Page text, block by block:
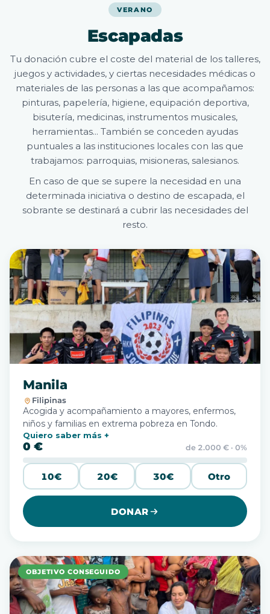
VERANO
Escapadas
Tu donación cubre el coste del material de los talleres,
juegos y actividades, y ciertas necesidades médicas o
materiales de las personas a las que acompañamos:
pinturas, papelería, higiene, equipación deportiva,
bisutería, medicinas, instrumentos musicales,
herramientas... También se conceden ayudas
puntuales a las instituciones locales con las que
trabajamos: parroquias, misioneras, salesianos.
En caso de que se supere la necesidad en una
determinada iniciativa o destino de escapada, el
sobrante se destinará a cubrir las necesidades del
resto.
Manila
Filipinas
Acogida y acompañamiento a mayores, enfermos,
niños y familias en extrema pobreza en Tondo.
Quiero saber más
0 € de 2.000 € · 0%
10€ 20€ 30€ Otro
DONAR
OBJETIVO CONSEGUIDO